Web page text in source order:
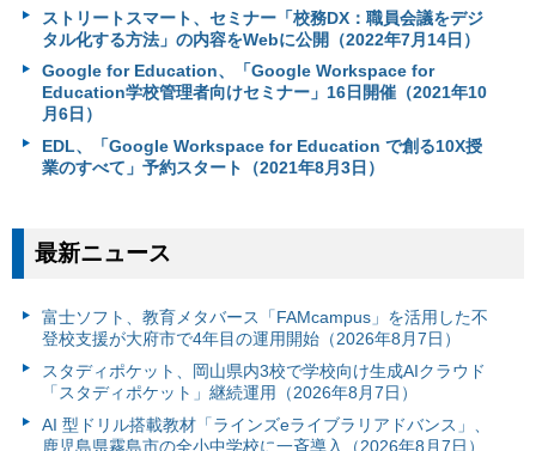
ストリートスマート、セミナー「校務DX：職員会議をデジ
タル化する方法」の内容をWebに公開（2022年7月14日）
Google for Education、「Google Workspace for
Education学校管理者向けセミナー」16日開催（2021年10
月6日）
EDL、「Google Workspace for Education で創る10X授
業のすべて」予約スタート（2021年8月3日）
最新ニュース
富⼠ソフト、教育メタバース「FAMcampus」を活用した不
登校支援が大府市で4年目の運用開始（2026年8月7日）
スタディポケット、岡山県内3校で学校向け生成AIクラウド
「スタディポケット」継続運用（2026年8月7日）
AI 型ドリル搭載教材「ラインズeライブラリアドバンス」、
鹿児島県霧島市の全小中学校に一斉導入（2026年8月7日）